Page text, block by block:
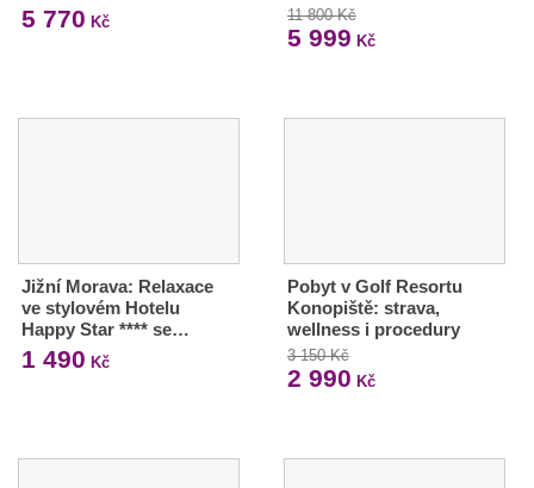
5 770 Kč 11 800 Kč
5 999 Kč
Jižní Morava: Relaxace
ve stylovém Hotelu
Happy Star **** se…
1 490 Kč
Pobyt v Golf Resortu
Konopiště: strava,
wellness i procedury
3 150 Kč
2 990 Kč